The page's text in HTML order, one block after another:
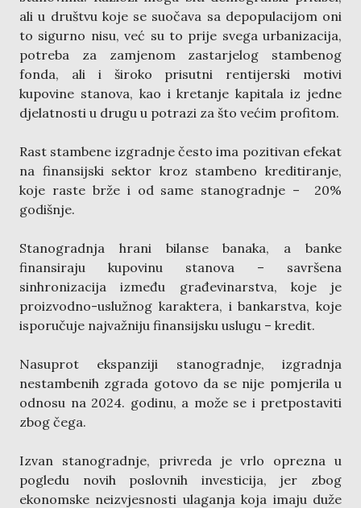
ali u društvu koje se suočava sa depopulacijom oni
to sigurno nisu, već su to prije svega urbanizacija,
potreba za zamjenom zastarjelog stambenog
fonda, ali i široko prisutni rentijerski motivi
kupovine stanova, kao i kretanje kapitala iz jedne
djelatnosti u drugu u potrazi za što većim profitom.
Rast stambene izgradnje često ima pozitivan efekat
na finansijski sektor kroz stambeno kreditiranje,
koje raste brže i od same stanogradnje – 20%
godišnje.
Stanogradnja hrani bilanse banaka, a banke
finansiraju kupovinu stanova – savršena
sinhronizacija između građevinarstva, koje je
proizvodno-uslužnog karaktera, i bankarstva, koje
isporučuje najvažniju finansijsku uslugu – kredit.
Nasuprot ekspanziji stanogradnje, izgradnja
nestambenih zgrada gotovo da se nije pomjerila u
odnosu na 2024. godinu, a može se i pretpostaviti
zbog čega.
Izvan stanogradnje, privreda je vrlo oprezna u
pogledu novih poslovnih investicija, jer zbog
ekonomske neizvjesnosti ulaganja koja imaju duže